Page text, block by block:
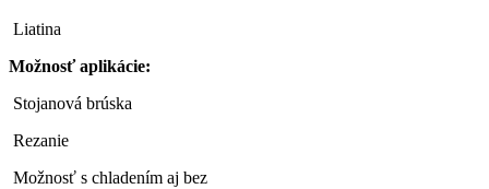
Liatina
Možnosť aplikácie:
Stojanová brúska
Rezanie
Možnosť s chladením aj bez